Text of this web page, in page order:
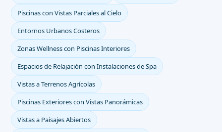
Piscinas con Vistas Parciales al Cielo
Entornos Urbanos Costeros
Zonas Wellness con Piscinas Interiores
Espacios de Relajación con Instalaciones de Spa
Vistas a Terrenos Agrícolas
Piscinas Exteriores con Vistas Panorámicas
Vistas a Paisajes Abiertos